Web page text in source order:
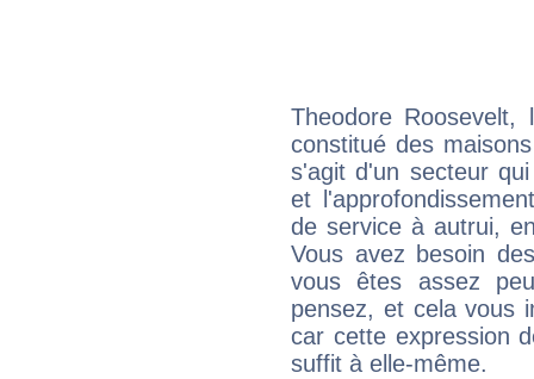
Theodore
constitué des
s'agit d'un secteur
et
de service à autrui,
Vous avez besoin
vous êtes assez
pensez, et cela vous
car cette expression
suffit à elle-même.